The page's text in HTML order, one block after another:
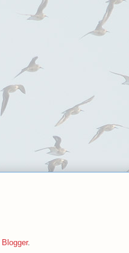
Blogger.